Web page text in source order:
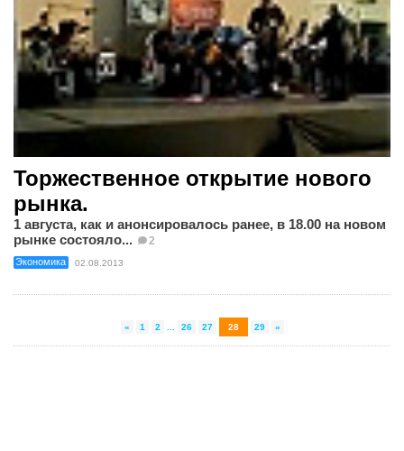
Торжественное открытие нового
рынка.
1 августа, как и анонсировалось ранее, в 18.00 на новом
рынке состояло...
2
Экономика 02.08.2013
« 1 2 ... 26 27 28 29 »